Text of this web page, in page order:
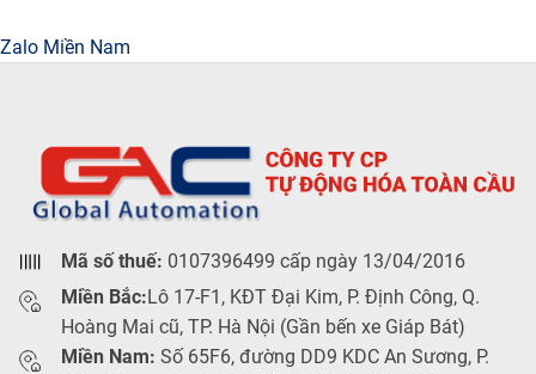
Zalo Miền Nam
Mã số thuế: 0107396499 cấp ngày 13/04/2016
Miền Bắc:Lô 17-F1, KĐT Đại Kim, P. Định Công, Q.
Hoàng Mai cũ, TP. Hà Nội (Gần bến xe Giáp Bát)
Miền Nam: Số 65F6, đường DD9 KDC An Sương, P.